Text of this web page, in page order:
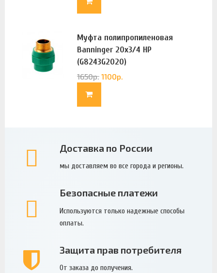
Муфта полипропиленовая
Banninger 20х3/4 НР
(G8243G2020)
1650р. 1100р.
Доставка по России
мы доставляем во все города и регионы.
Безопасные платежи
Используются только надежные способы
оплаты.
Защита прав потребителя
От заказа до получения.